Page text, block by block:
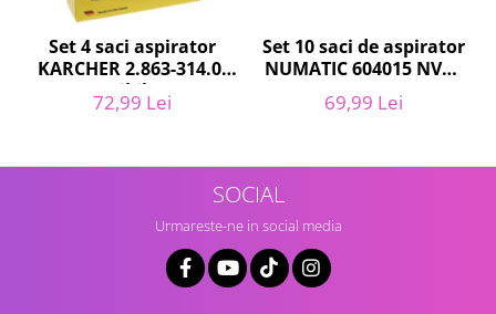
Sport & Activitati in aer liber
Accesorii antrenament
Accesorii Fitness
Accesorii sportive
Set 4 saci aspirator
KARCHER 2.863-314.0,
compatibil cu WD,
KWD, SE
72,99 Lei
Set 10 saci de aspirator
NUMATIC 604015 NVM-
1CH, 9L
69,99 Lei
SOCIAL
Urmareste-ne in social media